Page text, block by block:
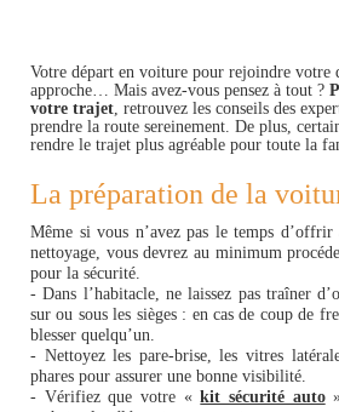
Votre départ en voiture pour rejoindre votre
approche… Mais avez-vous pensez à tout ?
votre trajet, retrouvez les conseils des
prendre la route sereinement. De plus,
rendre le trajet plus agréable pour toute la
La préparation de la
Même si vous n’avez pas le temps
nettoyage, vous devrez au minimum
pour la sécurité.
- Dans l’habitacle, ne laissez pas traîner
sur ou sous les sièges : en cas de coup de
blesser quelqu’un.
- Nettoyez les pare-brise, les vitres
phares pour assurer une bonne visibilité.
- Vérifiez que votre «kit sécurité auto»